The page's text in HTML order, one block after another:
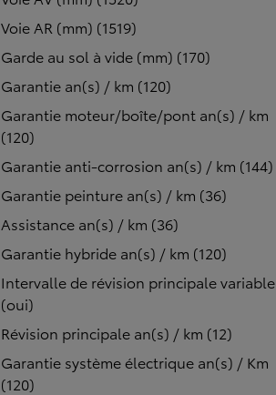
Voie AR (mm) (1519)
Garde au sol à vide (mm) (170)
Garantie an(s) / km (120)
Garantie moteur/boîte/pont an(s) / km
(120)
Garantie anti-corrosion an(s) / km (144)
Garantie peinture an(s) / km (36)
Assistance an(s) / km (36)
Garantie hybride an(s) / km (120)
Intervalle de révision principale variable
(oui)
Révision principale an(s) / km (12)
Garantie système électrique an(s) / Km
(120)